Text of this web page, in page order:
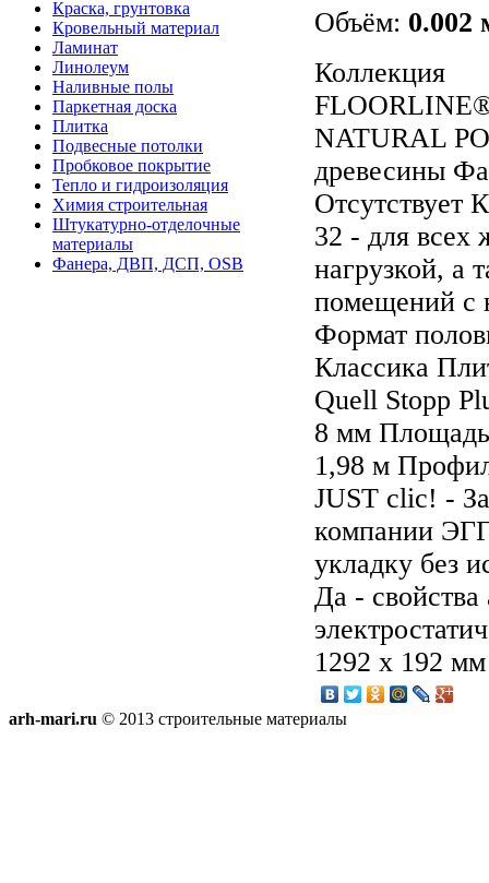
Краска, грунтовка
Кровельный материал
Ламинат
Линолеум
Наливные полы
Паркетная доска
Плитка
Подвесные потолки
Пробковое покрытие
Тепло и гидроизоляция
Химия строительная
Штукатурно-отделочные
материалы
Фанера, ДВП, ДСП, OSB
Объём: 0.002
Коллекция
NATURAL
древесины
Отсутствует
32 - для
нагрузкой, а
помещений с
Формат
Классика
Quell Stopp
8 мм
1,98 м
JUST clic! -
компании
укладку без
Да -
1292 x 192 мм
arh-mari.ru © 2013 строительные материалы